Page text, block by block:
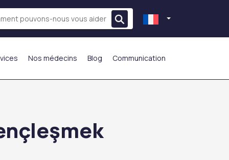
Nos médecins Blog Communication